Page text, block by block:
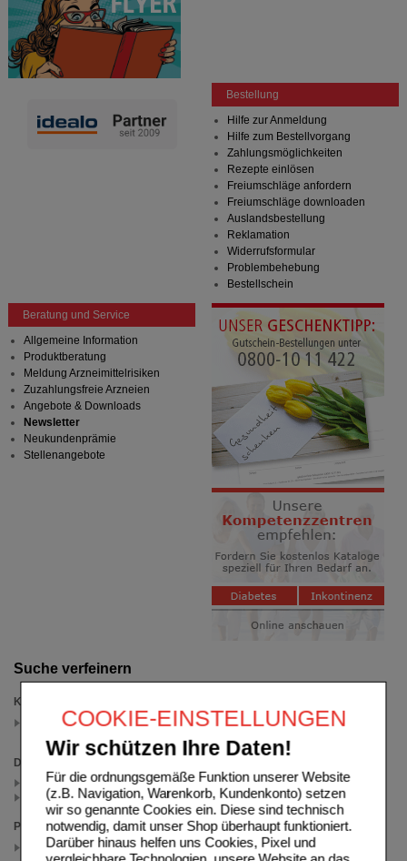
COOKIE-EINSTELLUNGEN
Wir schützen Ihre Daten!
Für die ordnungsgemäße Funktion unserer Website
(z.B. Navigation, Warenkorb, Kundenkonto) setzen
wir so genannte Cookies ein. Diese sind technisch
notwendig, damit unser Shop überhaupt funktioniert.
Darüber hinaus helfen uns Cookies, Pixel und
Suche verfeinern
Kategorien
WICK Gemeinsam Stärker
Darreichungsform
Filmtabletten (2)
Weichkapseln (1)
Packungsgröße
60 St
(auswahl entfernen)
Bestellung
Hilfe zur Anmeldung
Hilfe zum Bestellvorgang
Zahlungsmöglichkeiten
Rezepte einlösen
Freiumschläge anfordern
Freiumschläge downloaden
Auslandsbestellung
Reklamation
Widerrufsformular
Problembehebung
Bestellschein
Beratung und Service
Allgemeine Information
Produktberatung
Meldung Arzneimittelrisiken
Zuzahlungsfreie Arzneien
Angebote & Downloads
Newsletter
Neukundenprämie
Stellenangebote